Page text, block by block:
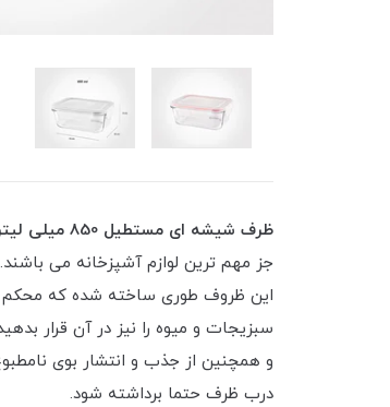
ظرف شیشه ای مستطیل 850 میلی لیتر لیمون
جز مهم ترین لوازم آشپزخانه می
این ظروف طوری ساخته شده که محکم
سبزیجات و میوه را نیز در آن قرار
و همچنین از جذب و انتشار بوی
درب ظرف حتما برداشته شود.